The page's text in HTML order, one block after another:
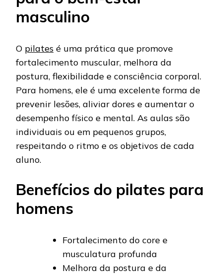
masculino
O pilates é uma prática que promove
fortalecimento muscular, melhora da
postura, flexibilidade e consciência corporal.
Para homens, ele é uma excelente forma de
prevenir lesões, aliviar dores e aumentar o
desempenho físico e mental. As aulas são
individuais ou em pequenos grupos,
respeitando o ritmo e os objetivos de cada
aluno.
Benefícios do pilates para
homens
Fortalecimento do core e
musculatura profunda
Melhora da postura e da